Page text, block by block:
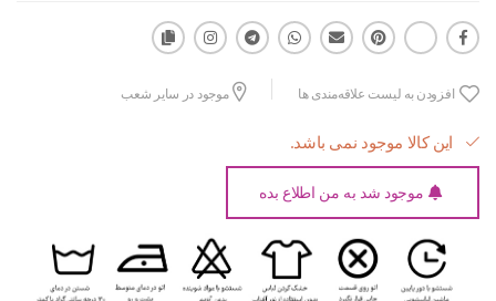
افزودن به لیست علاقه‌مندی ها موجود در سایر شعب
این کالا موجود نمی باشد.
موجود شد به من اطلاع بده